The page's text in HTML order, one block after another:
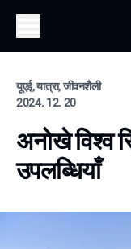
यूएई, यात्रा, जीवनशैली
2024. 12. 20
अनोखे विश्व
उपलब्धियाँ